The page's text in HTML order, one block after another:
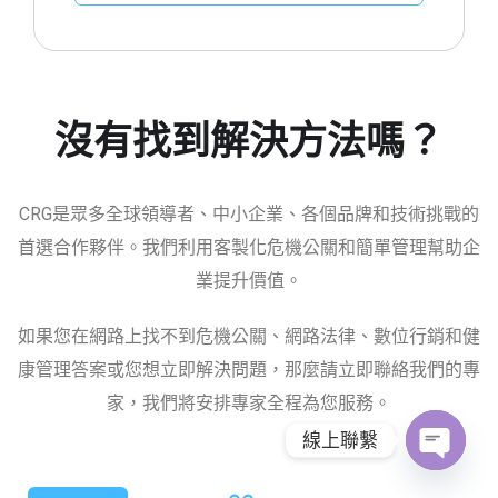
沒有找到解決方法嗎？
CRG是眾多全球領導者、中小企業、各個品牌和技術挑戰的
首選合作夥伴。我們利用客製化危機公關和簡單管理幫助企
業提升價值。
如果您在網路上找不到危機公關、網路法律、數位行銷和健
康管理答案或您想立即解決問題，那麼請立即聯絡我們的專
家，我們將安排專家全程為您服務。
線上聯繫